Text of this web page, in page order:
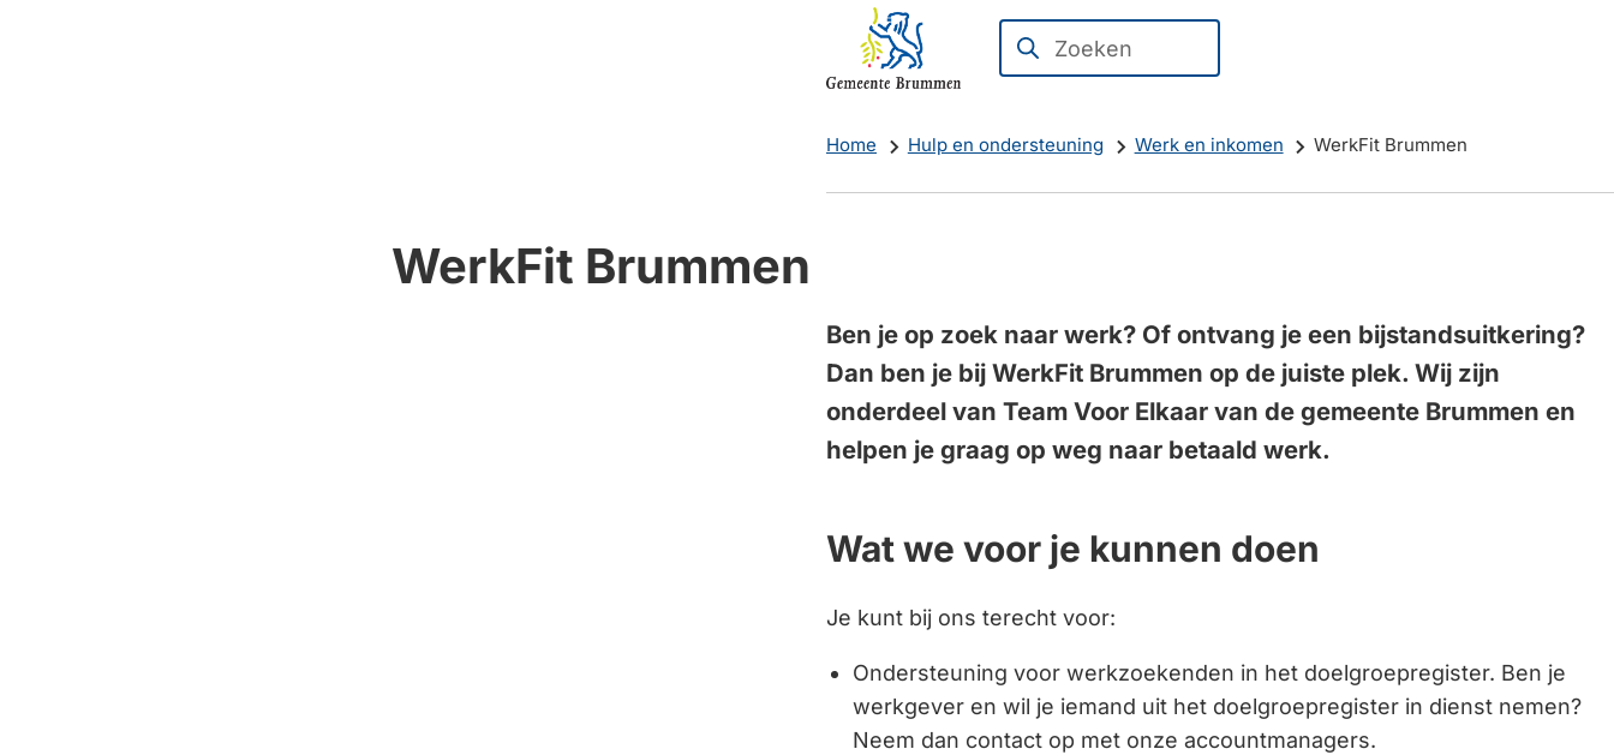
Mijn
Brummen
(Verwijst
naar
externe
Zoeken
Wanneer
kun
door
pijl
omhoog
omlaag
gebruiken.
Gebruik
enter-
toets
om
een
Home Hulp en ondersteuning Werk en inkomen WerkFit Brummen
WerkFit Brummen
Ben je op zoek naar werk? Of ontvang je een bijstandsuitkering?
Dan ben je bij WerkFit Brummen op de juiste plek. Wij zijn
onderdeel van Team Voor Elkaar van de gemeente Brummen en
helpen je graag op weg naar betaald werk.
Wat we voor je kunnen doen
Je kunt bij ons terecht voor:
Ondersteuning voor werkzoekenden in het doelgroepregister. Ben je
werkgever en wil je iemand uit het doelgroepregister in dienst nemen?
Neem dan contact op met onze accountmanagers.